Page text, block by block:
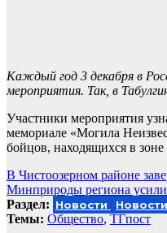
Каждый год 3 декабря в
мероприятия. Так, в
Участники мероприятия
мемориале «Могила
бойцов, находящихся в
Навигация
по
записям
В Чистоозерном районе
Минприроды региона
Раздел: Новости
Темы: Общество, ТГпост